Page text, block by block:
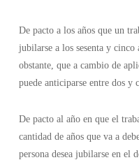
De pacto a los años que un
jubilarse a los sesenta y cinco
obstante, que a cambio de
puede anticiparse entre dos y
De pacto al año en que el
cantidad de años que va a
persona desea jubilarse en el